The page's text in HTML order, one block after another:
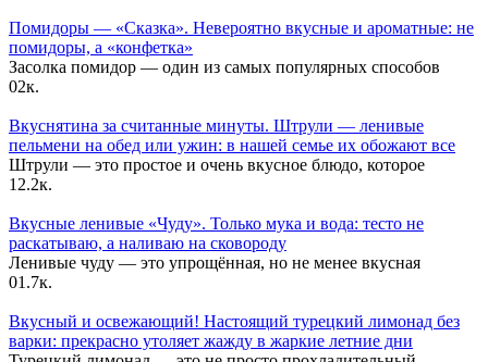
Помидоры — «Сказка». Невероятно вкусные и ароматные: не
помидоры, а «конфетка»
Засолка помидор — один из самых популярных способов
02к.
Вкуснятина за считанные минуты. Штрули — ленивые
пельмени на обед или ужин: в нашей семье их обожают все
Штрули — это простое и очень вкусное блюдо, которое
12.2к.
Вкусные ленивые «Чуду». Только мука и вода: тесто не
раскатываю, а наливаю на сковороду
Ленивые чуду — это упрощённая, но не менее вкусная
01.7к.
Вкусный и освежающий! Настоящий турецкий лимонад без
варки: прекрасно утоляет жажду в жаркие летние дни